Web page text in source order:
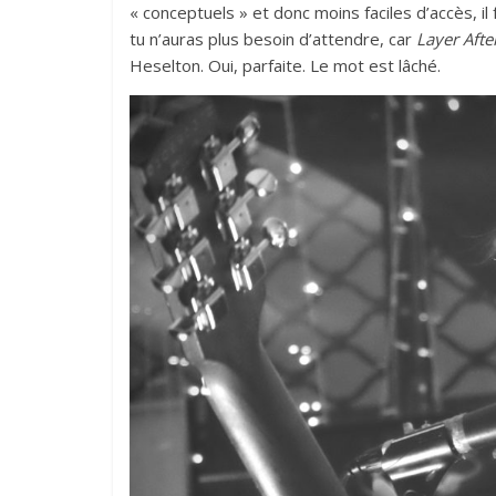
« conceptuels » et donc moins faciles d’accès,
tu n’auras plus besoin d’attendre, car Layer
Heselton. Oui, parfaite. Le mot est lâché.